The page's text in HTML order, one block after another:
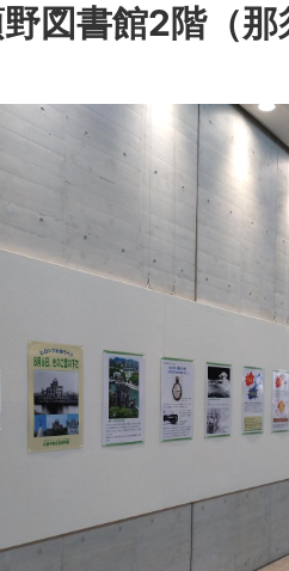
図書館2階（